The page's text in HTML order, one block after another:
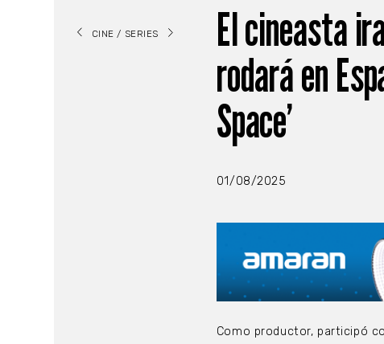
CINE / SERIES
El cineasta
rodará en
Space’
01/08/2025
Como productor, participó